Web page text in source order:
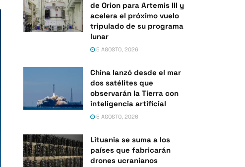
de Orion para Artemis III y
acelera el próximo vuelo
tripulado de su programa
lunar
5 AGOSTO, 2026
China lanzó desde el mar
dos satélites que
observarán la Tierra con
inteligencia artificial
5 AGOSTO, 2026
Lituania se suma a los
países que fabricarán
drones ucranianos